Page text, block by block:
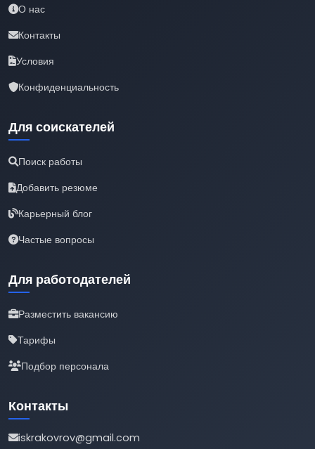
О нас
Контакты
Условия
Конфиденциальность
Для соискателей
Поиск работы
Добавить резюме
Карьерный блог
Частые вопросы
Для работодателей
Разместить вакансию
Тарифы
Подбор персонала
Контакты
iskrakovrov@gmail.com